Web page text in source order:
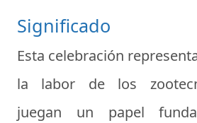
Significado
Esta celebración
la labor de los
juegan un papel